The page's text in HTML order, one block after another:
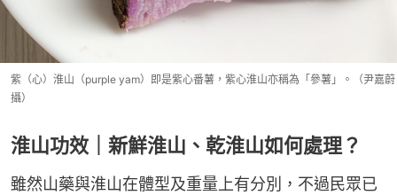
紫（心）淮山（purple yam）即是紫心番薯，紫心淮山亦稱為「參薯」。（尹嘉蔚
攝）
淮山功效｜新鮮淮山、乾淮山如何處理？
雖然山藥與淮山在體型及重量上有分別，不過民眾已